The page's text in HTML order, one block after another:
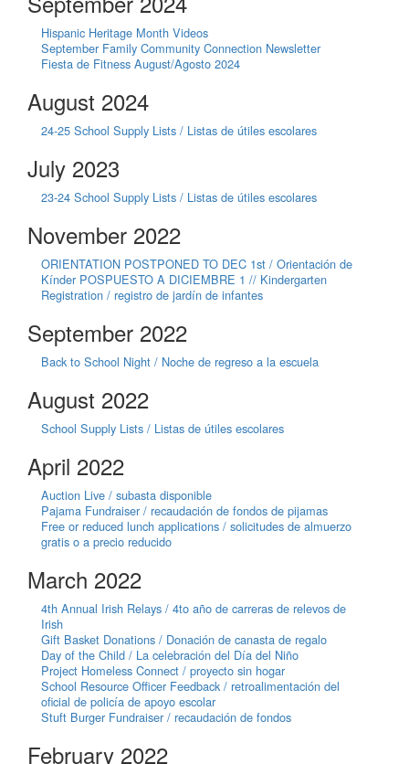
Hispanic Heritage Month Videos
September Family Community Connection Newsletter
Fiesta de Fitness August/Agosto 2024
August 2024
24-25 School Supply Lists / Listas de útiles escolares
July 2023
23-24 School Supply Lists / Listas de útiles escolares
November 2022
ORIENTATION POSTPONED TO DEC 1st / Orientación de
Kínder POSPUESTO A DICIEMBRE 1 // Kindergarten
Registration / registro de jardín de infantes
September 2022
Back to School Night / Noche de regreso a la escuela
August 2022
School Supply Lists / Listas de útiles escolares
April 2022
Auction Live / subasta disponible
Pajama Fundraiser / recaudación de fondos de pijamas
Free or reduced lunch applications / solicitudes de almuerzo
gratis o a precio reducido
March 2022
4th Annual Irish Relays / 4to año de carreras de relevos de
Irish
Gift Basket Donations / Donación de canasta de regalo
Day of the Child / La celebración del Día del Niño
Project Homeless Connect / proyecto sin hogar
School Resource Officer Feedback / retroalimentación del
oficial de policía de apoyo escolar
Stuft Burger Fundraiser / recaudación de fondos
February 2022